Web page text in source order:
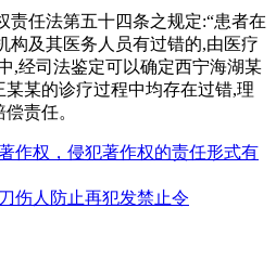
责任法第五十四条之规定:“患者在
构及其医务人员有过错的,由医疗
,经司法鉴定可以确定西宁海湖某
某的诊疗过程中均存在过错,理
责任。
作权，侵犯著作权的责任形式有
伤人防止再犯发禁止令